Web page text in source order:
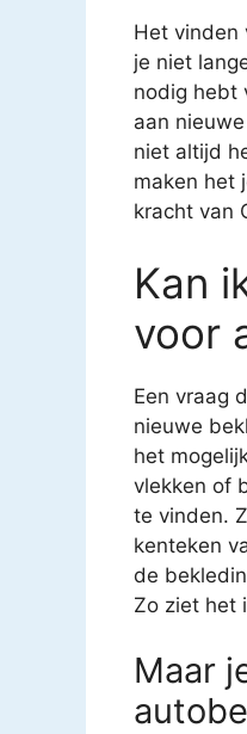
Het vinden
je niet
nodig hebt
aan
niet altijd
maken het
kracht van
Kan
voor
Een vraag
nieuwe
het
vlekken of
te vinden.
kenteken
de
Zo ziet het
Maar